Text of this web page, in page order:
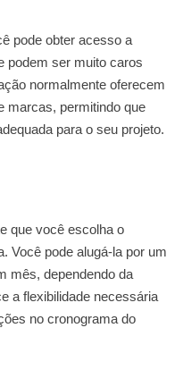
pode obter acesso a
podem ser muito caros
normalmente oferecem
marcas, permitindo que
para o seu projeto.
que você escolha o
Você pode alugá-la por um
mês, dependendo da
a flexibilidade necessária
no cronograma do